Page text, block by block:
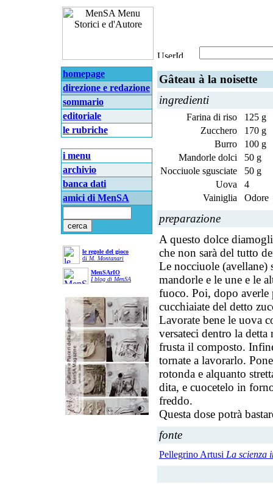
homepage
direzione e redazione
sommario
editoriale
le rubriche
i menu
archivio
banca dati
amici di MenSA
le regole del gioco
di M. Montanari
MenSArIO
I blog di MenSA
Gâteau à la noisette
ingredienti
Farina di riso
125 g
Zucchero
170 g
Burro
100 g
Mandorle dolci
50 g
Nocciuole sgusciate
50 g
Uova
4
Vainiglia
Odore
preparazione
A questo dolce
che non sarà del tutto
Le nocciuole (avellane)
mandorle e le une e le
fuoco. Poi, dopo averle
cucchiaiate del detto
Lavorate bene le uova
versateci dentro la
frusta il composto.
tornate a lavorarlo.
rotonda e alquanto
dita, e cuocetelo in
freddo.
Questa dose potrà
fonte
Pellegrino Artusi La scienza